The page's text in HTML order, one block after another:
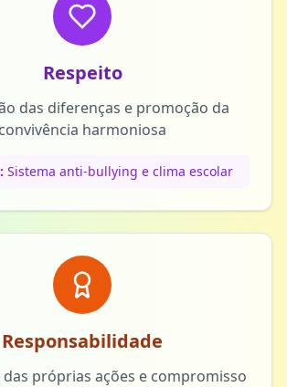
Respeito
das diferenças e promoção da
convivência harmoniosa
Sistema anti-bullying e clima escolar
Responsabilidade
das próprias ações e compromisso